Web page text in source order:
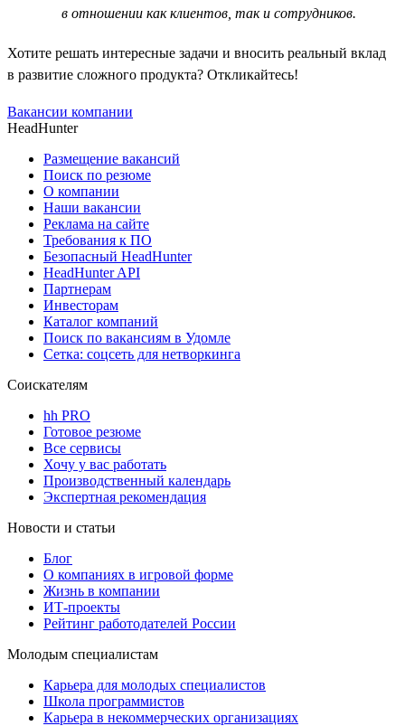
в отношении как клиентов, так и сотрудников.
Хотите решать интересные задачи и вносить реальный вклад
в развитие сложного продукта? Откликайтесь!
Вакансии компании
HeadHunter
Размещение вакансий
Поиск по резюме
О компании
Наши вакансии
Реклама на сайте
Требования к ПО
Безопасный HeadHunter
HeadHunter API
Партнерам
Инвесторам
Каталог компаний
Поиск по вакансиям в Удомле
Сетка: соцсеть для нетворкинга
Соискателям
hh PRO
Готовое резюме
Все сервисы
Хочу у вас работать
Производственный календарь
Экспертная рекомендация
Новости и статьи
Блог
О компаниях в игровой форме
Жизнь в компании
ИТ-проекты
Рейтинг работодателей России
Молодым специалистам
Карьера для молодых специалистов
Школа программистов
Карьера в некоммерческих организациях